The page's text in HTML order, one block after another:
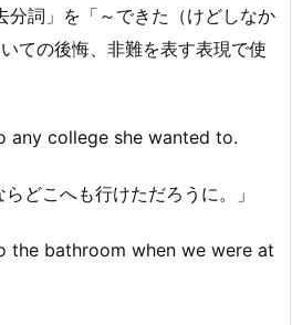
詞」を「～できた（けどしなか
ての後悔、非難を表す表現で使
any college she wanted to.
どこへも行けただろうに。」
the bathroom when we were at